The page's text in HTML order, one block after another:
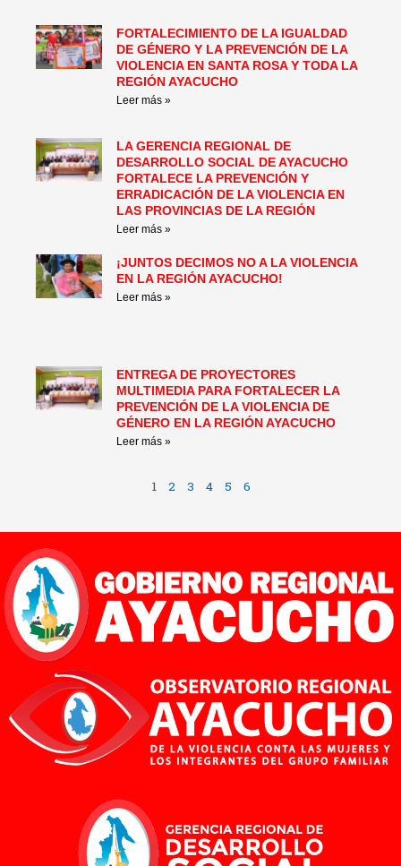
FORTALECIMIENTO DE LA IGUALDAD
DE GÉNERO Y LA PREVENCIÓN DE LA
VIOLENCIA EN SANTA ROSA Y TODA LA
REGIÓN AYACUCHO
Leer más »
LA GERENCIA REGIONAL DE
DESARROLLO SOCIAL DE AYACUCHO
FORTALECE LA PREVENCIÓN Y
ERRADICACIÓN DE LA VIOLENCIA EN
LAS PROVINCIAS DE LA REGIÓN
Leer más »
¡JUNTOS DECIMOS NO A LA VIOLENCIA
EN LA REGIÓN AYACUCHO!
Leer más »
ENTREGA DE PROYECTORES
MULTIMEDIA PARA FORTALECER LA
PREVENCIÓN DE LA VIOLENCIA DE
GÉNERO EN LA REGIÓN AYACUCHO
Leer más »
1 2 3 4 5 6